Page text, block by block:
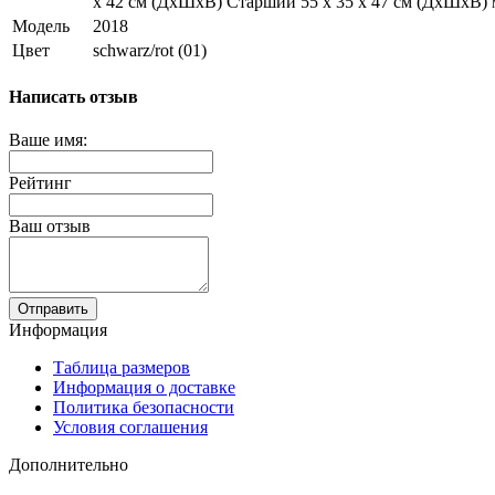
Модель
2018
Цвет
schwarz/rot (01)
Написать отзыв
Ваше имя:
Рейтинг
Ваш отзыв
Отправить
Информация
Таблица размеров
Информация о доставке
Политика безопасности
Условия соглашения
Дополнительно